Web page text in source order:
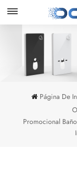
Página De
Promocional